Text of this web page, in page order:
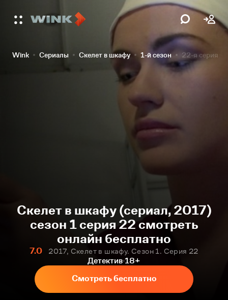
Wink Сериалы Скелет в шкафу 1-й сезон 22-я серия
Скелет в шкафу (сериал, 2017)
сезон 1 серия 22 смотреть
онлайн бесплатно
7.0
2017, Скелет в шкафу. Сезон 1. Серия 22
Детектив 18+
Смотреть бесплатно